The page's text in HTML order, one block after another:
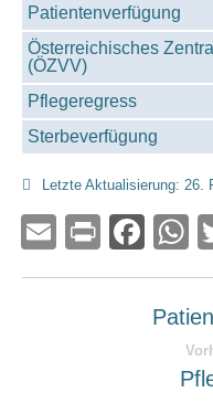
Patientenverfügung
Österreichisches
(ÖZVV)
Pflegeregress
Sterbeverfügung
Letzte Aktualisierung: 26.
EmailPrint